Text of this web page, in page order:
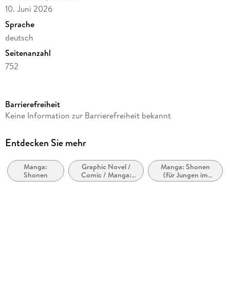
10. Juni 2026
Sprache
deutsch
Seitenanzahl
752
Reihe
Autor/Autorin
Übersetzung
Daniel Büchner
Barrierefreiheit
Keine Information zur Barrierefreiheit bekannt
Entdecken Sie mehr
Manga:
Shonen
Graphic Novel /
Comic / Manga:
Action und
Manga: Shonen
(für Jungen im
Teenageralter)